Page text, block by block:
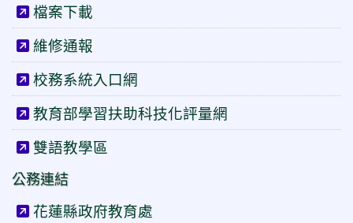
檔案下載
維修通報
校務系統入口網
教育部學習扶助科技化評量網
雙語教學區
公務連結
花蓮縣政府教育處